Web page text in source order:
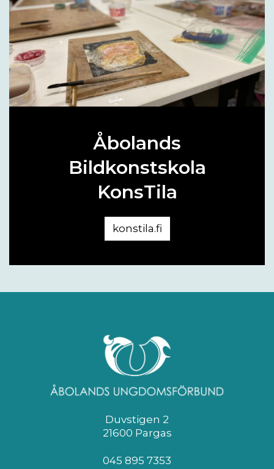
Åbolands
Bildkonstskola
KonsTila
konstila.fi
Duvstigen 2
21600 Pargas
045 895 7353